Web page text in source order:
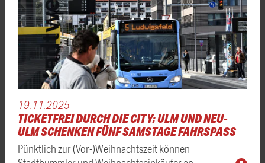
19.11.2025
TICKETFREI DURCH DIE CITY: ULM UND NEU-
ULM SCHENKEN FÜNF SAMSTAGE FAHRSPASS
Pünktlich zur (Vor-)Weihnachtszeit können